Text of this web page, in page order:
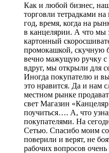
Как и любой бизнес,
торговли тетрадками
год, время, когда на
в канцелярии. А что мы
картонный
промокашкой, скучную
вечно мажущую ручку с
вдруг, мы открыли для
Иногда покупателю и
это нравится. Да и нам
местном рынке
свет Магазин
поучиться…. А, что
покупателями. На
Сетью. Спасибо моим
поверили и верят, не
рабочих вопросов